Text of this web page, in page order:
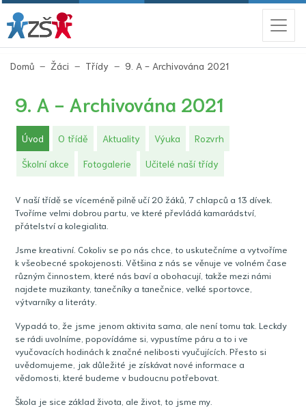
Domů Žáci Třídy 9. A - Archivována 2021(aktuální)
9. A - Archivována 2021
Úvod (aktuální)
O třídě Aktuality Výuka Rozvrh
Školní akce Fotogalerie Učitelé naší třídy
V naší třídě se víceméně pilně učí 20 žáků, 7 chlapců a 13 dívek.
Tvoříme velmi dobrou partu, ve které převládá kamarádství,
přátelství a kolegialita.
Jsme kreativní. Cokoliv se po nás chce, to uskutečníme a vytvoříme
k všeobecné spokojenosti. Většina z nás se věnuje ve volném čase
různým činnostem, které nás baví a obohacují, takže mezi námi
najdete muzikanty, tanečníky a tanečnice, velké sportovce,
výtvarníky a literáty.
Vypadá to, že jsme jenom aktivita sama, ale není tomu tak. Leckdy
se rádi uvolníme, popovídáme si, vypustíme páru a to i ve
vyučovacích hodinách k značné nelibosti vyučujících. Přesto si
uvědomujeme, jak důležité je získávat nové informace a
vědomosti, které budeme v budoucnu potřebovat.
Škola je sice základ života, ale život, to jsme my.